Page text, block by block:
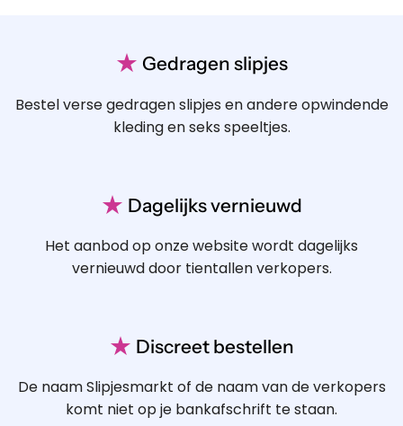
★ Gedragen slipjes
Bestel verse gedragen slipjes en andere opwindende
kleding en seks speeltjes.
★ Dagelijks vernieuwd
Het aanbod op onze website wordt dagelijks
vernieuwd door tientallen verkopers.
★ Discreet bestellen
De naam Slipjesmarkt of de naam van de verkopers
komt niet op je bankafschrift te staan.